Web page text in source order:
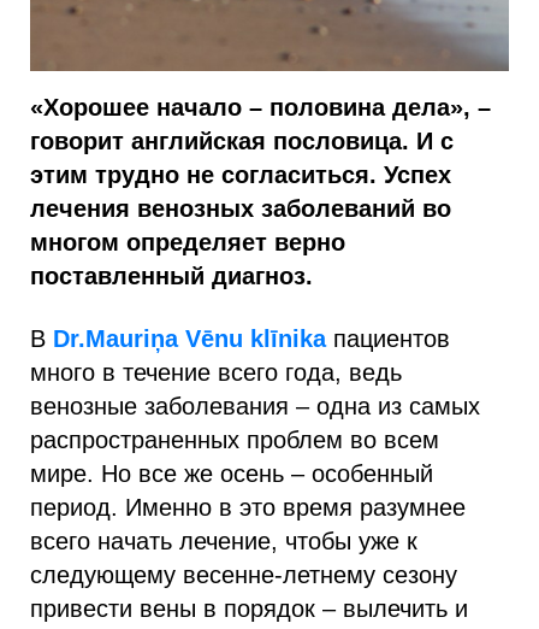
«Хорошее начало – половина дела», –
говорит английская пословица. И с
этим трудно не согласиться. Успех
лечения венозных заболеваний во
многом определяет верно
поставленный диагноз.
В Dr.Mauriņa Vēnu klīnikaпациентов
много в течение всего года, ведь
венозные заболевания – одна из самых
распространенных проблем во всем
мире. Но все же осень – особенный
период. Именно в это время разумнее
всего начать лечение, чтобы уже к
следующему весенне-летнему сезону
привести вены в порядок – вылечить и